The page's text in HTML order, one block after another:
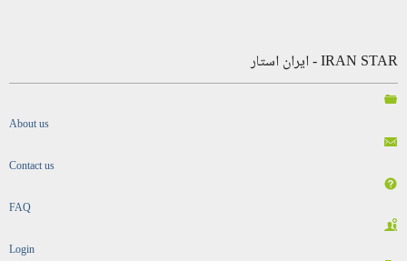
IRAN STAR - ایران استار
About us
Contact us
FAQ
Login